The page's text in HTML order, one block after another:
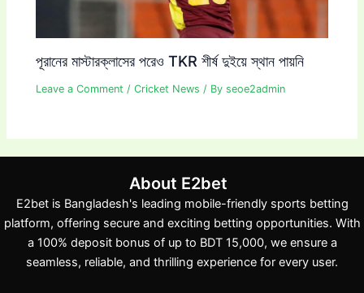
পূরানের মাস্টারক্লাসের পরেও TKR শীর্ষ দুইয়ে স্থান পায়নি
Leave a Comment /Cricket News / Byseoe2admin
About E2bet
E2bet is Bangladesh's leading mobile-friendly sports betting
platform, offering secure and exciting betting opportunities. With
a 100% deposit bonus of up to BDT 15,000, we ensure a
seamless, reliable, and thrilling experience for every user.